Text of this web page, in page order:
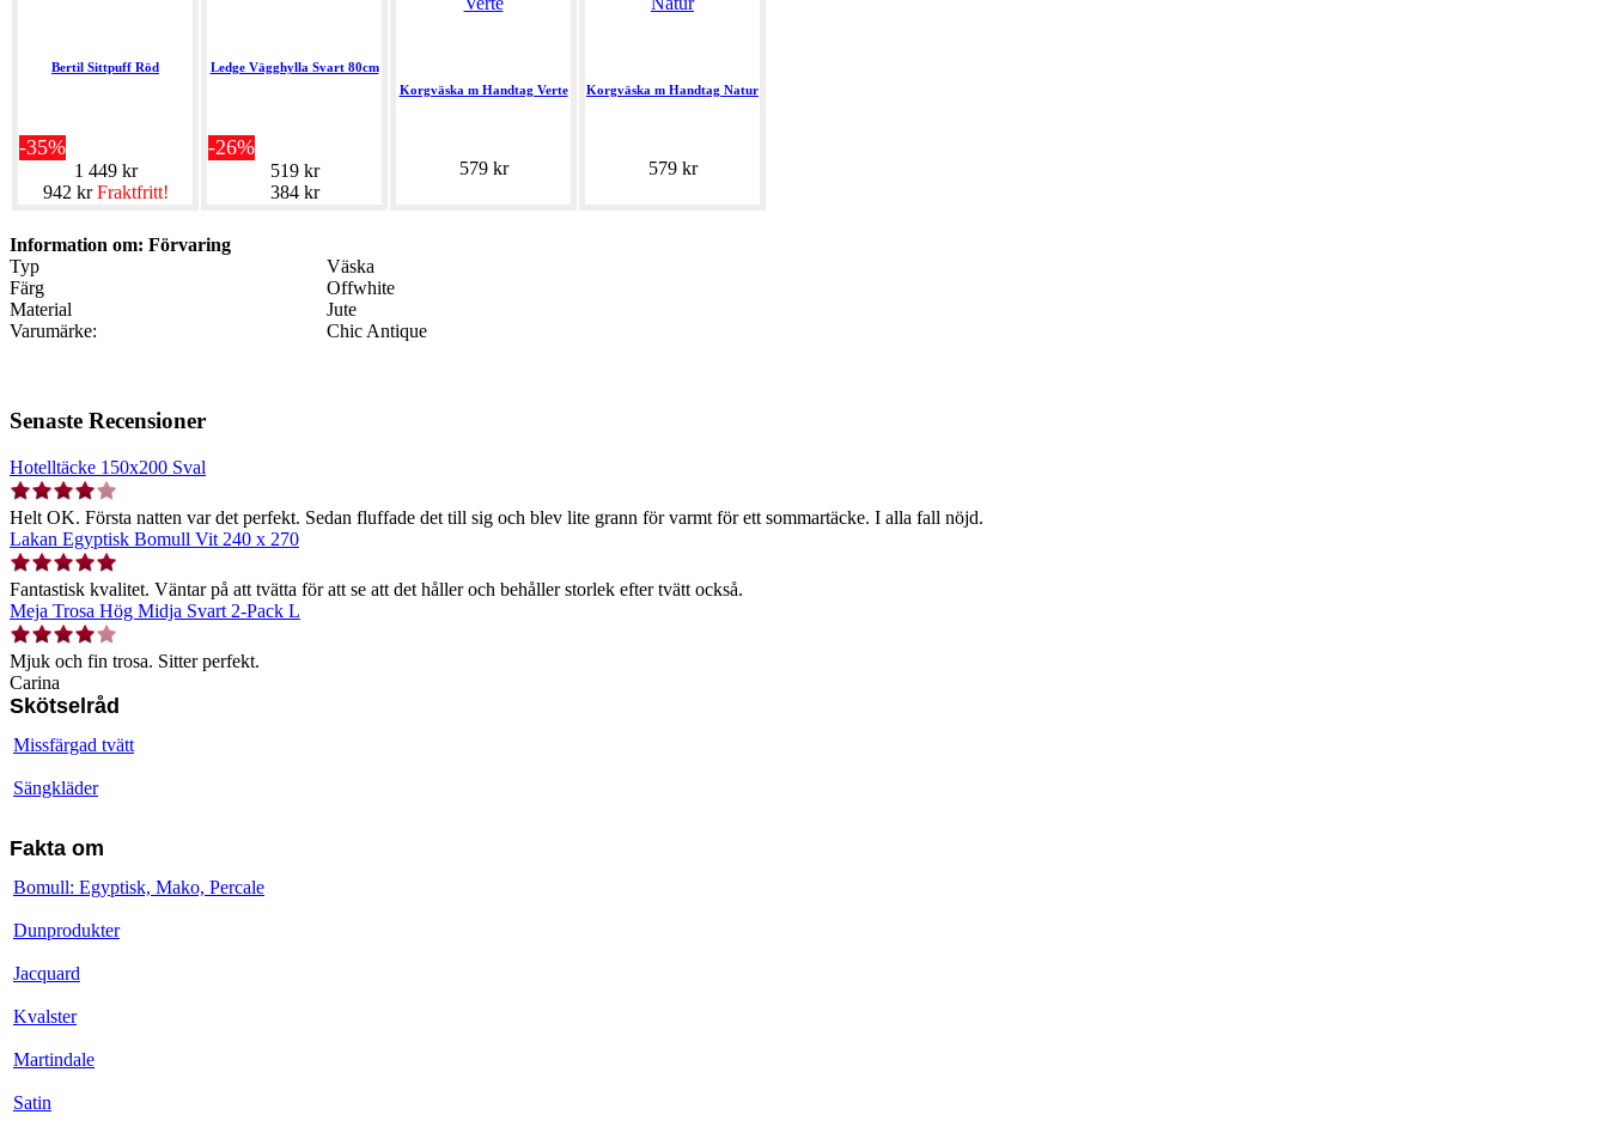
Bertil Sittpuff Röd
-35%
1 449 kr
942 krFraktfritt!
Ledge Vägghylla Svart 80cm
-26%
519 kr
384 kr
Korgväska m Handtag Verte
579 kr
Korgväska m Handtag Natur
579 kr
Information om: Förvaring
Typ
Väska
Färg
Offwhite
Material
Jute
Varumärke:
Chic Antique
Senaste Recensioner
Hotelltäcke 150x200 Sval
Helt OK. Första natten var det perfekt. Sedan fluffade det till sig och blev lite grann för varmt för ett sommartäcke. I alla fall nöjd.
Lakan Egyptisk Bomull Vit 240 x 270
Fantastisk kvalitet. Väntar på att tvätta för att se att det håller och behåller storlek efter tvätt också.
Meja Trosa Hög Midja Svart 2-Pack L
Mjuk och fin trosa. Sitter perfekt.
Carina
Skötselråd
Missfärgad tvätt
Sängkläder
Fakta om
Bomull: Egyptisk, Mako, Percale
Dunprodukter
Jacquard
Kvalster
Martindale
Satin